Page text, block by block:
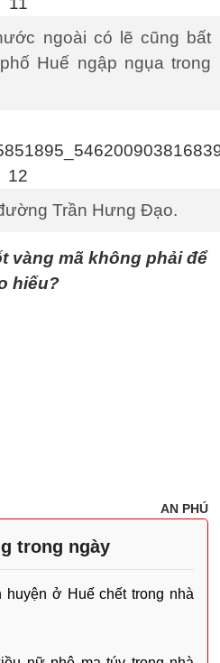
ngoài có lẽ cũng bất
Huế ngập ngụa trong
Trần Hưng Đạo.
vàng mã không phải để
hiếu?
AN PHÚ
trong ngày
huyện ở Huế chết trong nhà